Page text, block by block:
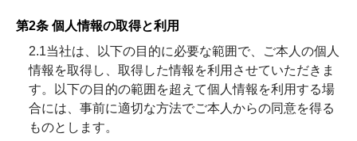
第2条 個人情報の取得と利用
2.1当社は、以下の目的に必要な範囲で、ご本人の個⼈
情報を取得し、取得した情報を利用させていただきま
す。以下の⽬的の範囲を超えて個⼈情報を利⽤する場
合には、事前に適切な⽅法でご本人からの同意を得る
ものとします。